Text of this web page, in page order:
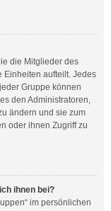
die Mitglieder des
Einheiten aufteilt. Jedes
Gruppe können
den Administratoren,
ändern und sie zum
oder ihnen Zugriff zu
ihnen bei?
im persönlichen